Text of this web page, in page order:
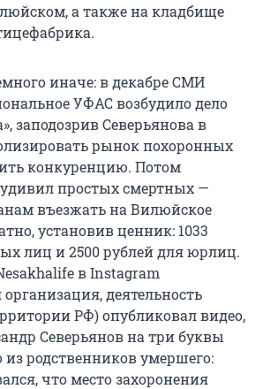
а также на кладбище
иначе: в декабре СМИ
УФАС возбудило дело
заподозрив Северьянова в
рынок похоронных
конкуренцию. Потом
простых смертных —
въезжать на Вилюйское
установив ценник: 1033
лиц и 2500 рублей для юрлиц.
в Instagram
организация, деятельность
РФ) опубликовал видео,
Северьянов на три буквы
из родственников умершего:
что место захоронения